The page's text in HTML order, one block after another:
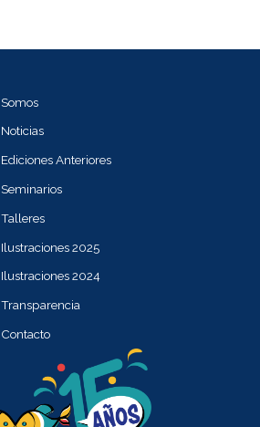
Somos
Noticias
Ediciones Anteriores
Seminarios
Talleres
Ilustraciones 2025
Ilustraciones 2024
Transparencia
Contacto